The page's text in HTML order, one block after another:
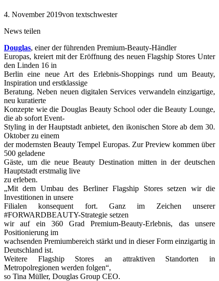
4. November 2019von textschwester
News teilen
Douglas, einer der führenden Premium-Beauty-Händler
Europas, kreiert mit der Eröffnung des neuen Flagship Stores Unter
den Linden 16 in
Berlin eine neue Art des Erlebnis-Shoppings rund um Beauty,
Inspiration und erstklassige
Beratung. Neben neuen digitalen Services verwandeln einzigartige,
neu kuratierte
Konzepte wie die Douglas Beauty School oder die Beauty Lounge,
die ab sofort Event-
Styling in der Hauptstadt anbietet, den ikonischen Store ab dem 30.
Oktober zu einem
der modernsten Beauty Tempel Europas. Zur Preview kommen über
500 geladene
Gäste, um die neue Beauty Destination mitten in der deutschen
Hauptstadt erstmalig live
zu erleben.
„Mit dem Umbau des Berliner Flagship Stores setzen wir die
Investitionen in unsere
Filialen konsequent fort. Ganz im Zeichen unserer
#FORWARDBEAUTY-Strategie setzen
wir auf ein 360 Grad Premium-Beauty-Erlebnis, das unsere
Positionierung im
wachsenden Premiumbereich stärkt und in dieser Form einzigartig in
Deutschland ist.
Weitere Flagship Stores an attraktiven Standorten in
Metropolregionen werden folgen“,
so Tina Müller, Douglas Group CEO.